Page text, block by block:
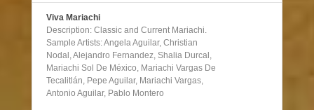
Viva Mariachi
Description: Classic and Current Mariachi.
Sample Artists: Angela Aguilar, Christian
Nodal, Alejandro Fernandez, Shalia Durcal,
Mariachi Sol De México, Mariachi Vargas De
Tecalitlán, Pepe Aguilar, Mariachi Vargas,
Antonio Aguilar, Pablo Montero